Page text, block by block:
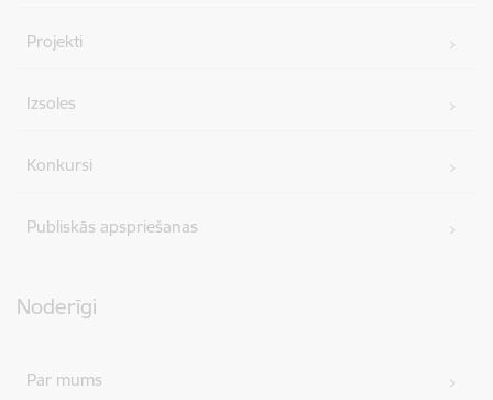
Projekti
Izsoles
Konkursi
Publiskās apspriešanas
Noderīgi
Par mums